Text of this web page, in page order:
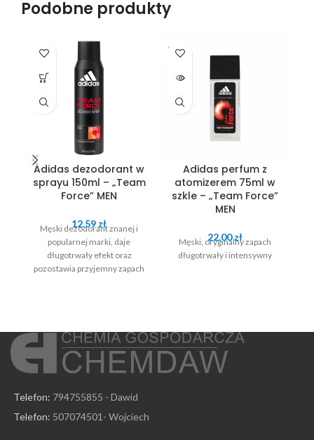
Podobne produkty
Adidas dezodorant w
sprayu 150ml – „Team
Force” MEN
12.59 zł
Męski dezodorant znanej i
popularnej marki, daje
długotrwały efekt oraz
pozostawia przyjemny zapach
SOLD
OUT
Adidas perfum z
atomizerem 75ml w
szkle – „Team Force”
MEN
22.00zł
Męski, oryginalny zapach
długotrwały i intensywny
Telefon: 794755855 - Dawid
Telefon: 507074501- Wojciech